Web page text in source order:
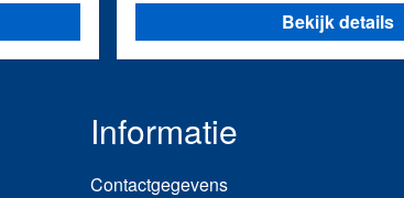
Bekijk details
Informatie
Contactgegevens